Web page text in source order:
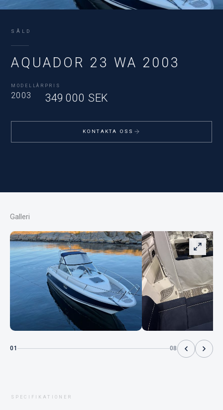
SÅLD
AQUADOR 23 WA 2003
MODELLÅR
2003
PRIS
349 000 SEK
KONTAKTA OSS
Galleri
01 08
SPECIFIKATIONER